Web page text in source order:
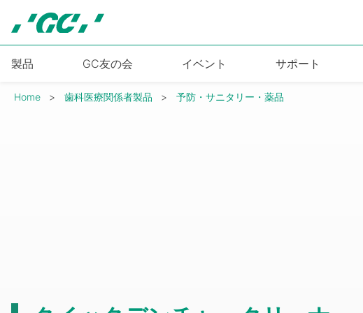
製品 GC友の会 イベント サポート
Breadcrumb
Home 歯科医療関係者製品 予防・サニタリー・薬品